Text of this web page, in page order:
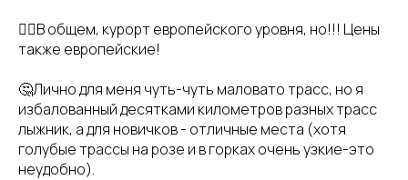
👉🏻В общем, курорт европейского уровня, но!!! Цены
также европейские!
🤔Лично для меня чуть-чуть маловато трасс, но я
избалованный десятками километров разных трасс
лыжник, а для новичков - отличные места (хотя
голубые трассы на розе и в горках очень узкие-это
неудобно).